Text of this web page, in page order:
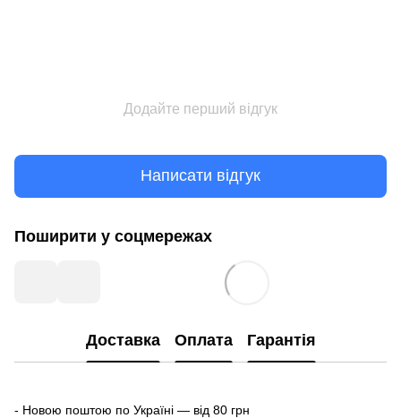
Додайте перший відгук
Написати відгук
Поширити у соцмережах
Доставка Оплата Гарантія
- Новою поштою по Україні — від 80 грн